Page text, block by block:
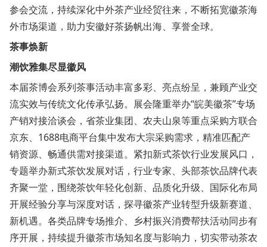
参会交流，持续深化中外茶产业经贸往来，不断拓宽徽茶海
外市场渠道，助力安徽好茶扬帆出海、享誉全球。
茶事焕新
潮饮雅集尽显徽风
本届茶博会系列茶事活动丰富多彩、亮点纷呈，兼顾产业交
流实效与传统文化传承弘扬。展会隆重举办“皖美徽茶”专场
产销对接洽谈会，省茶业集团、农夫山泉等重点采购方联合
京东、1688电商平台集中发布大宗采购需求，精准匹配产
销资源、畅通供需对接渠道。紧扣新式茶饮行业发展风口，
专题举办新式茶饮发展对话，行业专家、头部茶饮品牌代表
齐聚一堂，围绕茶饮年轻化创新、品质化升级、国际化布局
开展经验分享与深度对话，探寻徽茶产业转型升级新赛道、
新机遇。各类品牌专场推介、乡村振兴消费帮扶活动同步有
序开展，持续提升徽茶市场知名度与影响力，切实带动茶农